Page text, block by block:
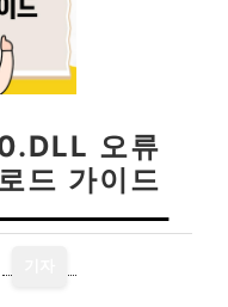
오류
드 가이드